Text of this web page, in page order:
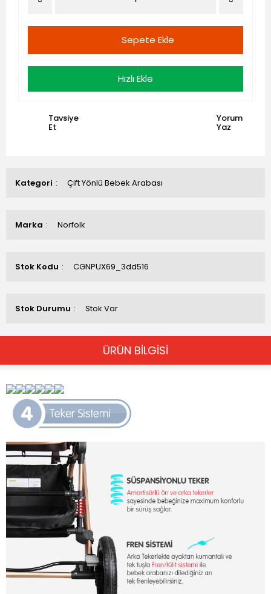
Kategori Çift Yönlü Bebek Arabası
Marka Norfolk
Stok Kodu CGNPUX69_3dd516
Stok Durumu Stok Var
Sepete Ekle
Hızlı Ekle
Tavsiye
Et
Yorum
Yaz
ÜRÜN BİLGİSİ